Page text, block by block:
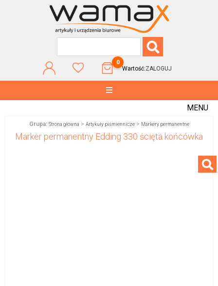
0
Wartość:ZALOGUJ
MENU
Grupa: Strona główna > Artykuły piśmiennicze> Markery permanentne
Marker permanentny Edding 330 ścięta końcówka